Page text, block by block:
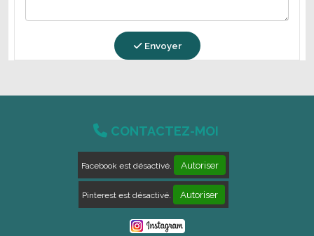
Envoyer
 CONTACTEZ-MOI
Facebook est désactivé. Autoriser
Pinterest est désactivé. Autoriser